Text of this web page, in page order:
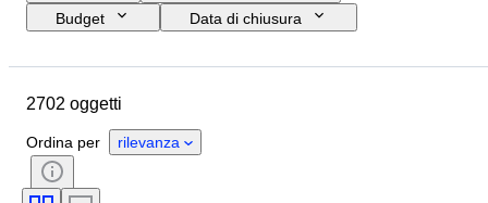
Budget
Data di chiusura
Paese d’origine
Condizioni
Pietra preziosa
Titolo
2702 oggetti
Ordina per rilevanza